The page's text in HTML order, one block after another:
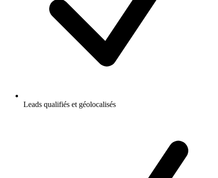
Leads qualifiés et géolocalisés